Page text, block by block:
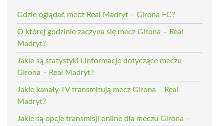
Gdzie oglądać mecz Real Madryt – Girona FC?
O której godzinie zaczyna się mecz Girona – Real
Madryt?
Jakie są statystyki i informacje dotyczące meczu
Girona – Real Madryt?
Jakie kanały TV transmitują mecz Girona – Real
Madryt?
Jakie są opcje transmisji online dla meczu Girona –